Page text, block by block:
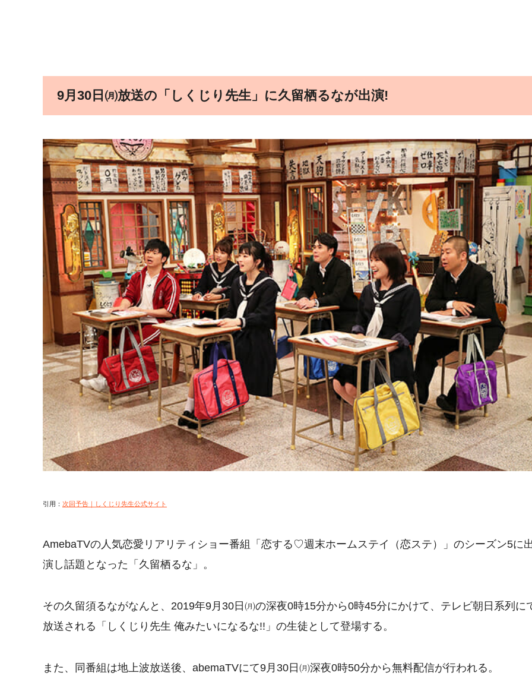
9月30日㈪放送の「しくじり先生」に久留栖るなが出演!
引用： 次回予告｜しくじり先生公式サイト
AmebaTVの人気恋愛リアリティショー番組「恋する♡週末ホームステイ（恋ステ）」のシーズン5に
演し話題となった「久留栖るな」。
その久留須るながなんと、2019年9月30日㈪の深夜0時15分から0時45分にかけて、テレビ朝日系列に
放送される「しくじり先生 俺みたいになるな!!」の生徒として登場する。
また、同番組は地上波放送後、abemaTVにて9月30日㈪深夜0時50分から無料配信が行われる。